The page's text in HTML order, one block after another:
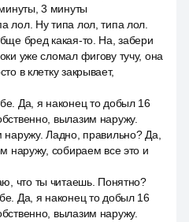
3 минуты
лол. Ну типа лол, типа лол.
бред какая-то. На, забери
уже сломал фигову тучу, она
в клетку закрывает,
Да, я наконец то добыл 16
вылазим наружу.
Ладно, правильно? Да,
наружу, собираем все это и
что ты читаешь. Понятно?
Да, я наконец то добыл 16
вылазим наружу.